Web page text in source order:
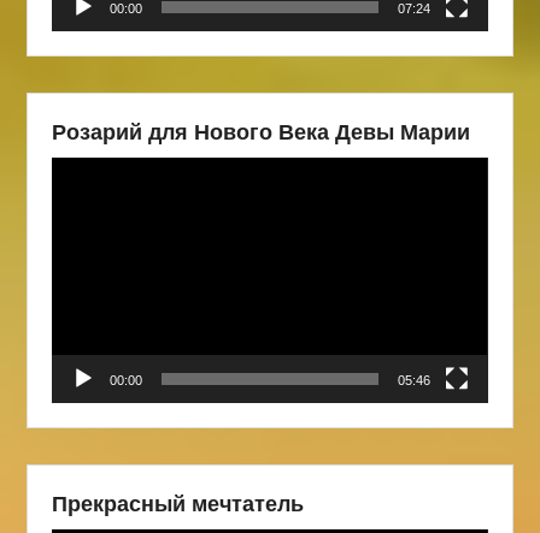
00:00 07:24
Розарий для Нового Века Девы Марии
00:00 05:46
Прекрасный мечтатель